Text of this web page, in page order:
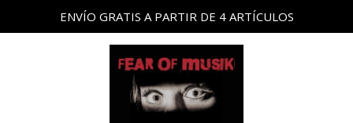
ENVÍO GRATIS A PARTIR DE 4 ARTÍCULOS